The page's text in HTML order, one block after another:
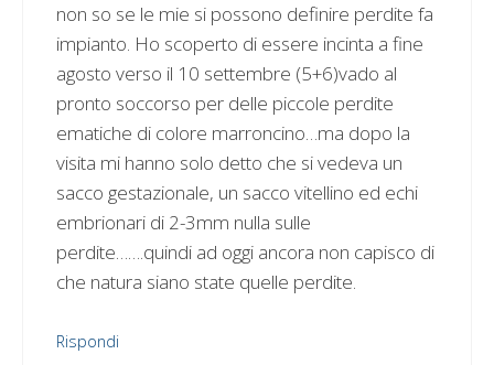
non so se le mie si possono definire perdite fa
impianto. Ho scoperto di essere incinta a fine
agosto verso il 10 settembre (5+6)vado al
pronto soccorso per delle piccole perdite
ematiche di colore marroncino…ma dopo la
visita mi hanno solo detto che si vedeva un
sacco gestazionale, un sacco vitellino ed echi
embrionari di 2-3mm nulla sulle
perdite…….quindi ad oggi ancora non capisco di
che natura siano state quelle perdite.
Rispondi